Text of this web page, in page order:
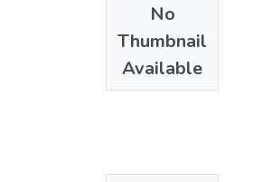
No
Thumbnail
Available